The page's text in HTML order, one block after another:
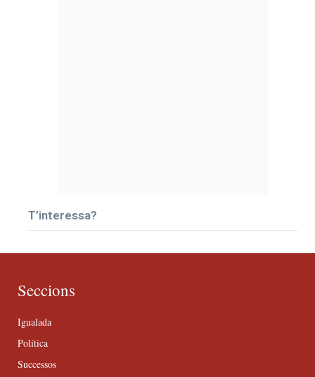
T’interessa?
Seccions
Igualada
Política
Successos